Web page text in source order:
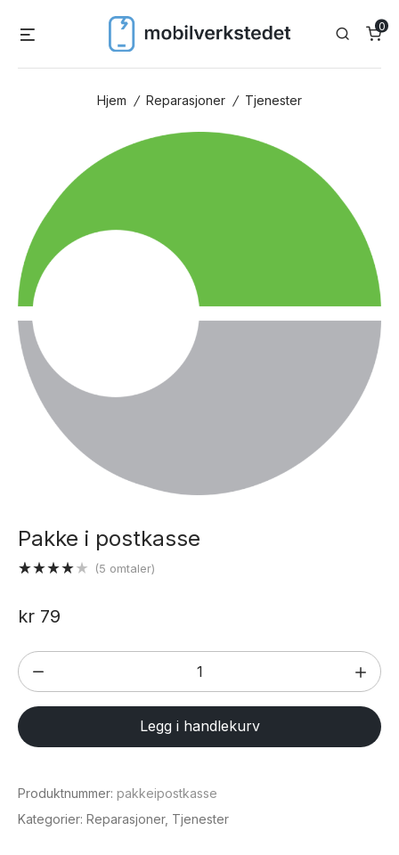
Search
0
Hjem / Reparasjoner / Tjenester
Pakke i postkasse
5 basert
(5 omtaler)
kr 79
Pakke
i
postkasse
antall
Legg i handlekurv
Produktnummer: pakkeipostkasse
Kategorier: Reparasjoner, Tjenester